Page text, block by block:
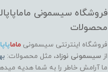
فروشگاه سیسمونی
محصولات
فروشگاه اینترنتی سیسمونی ماماپاپا
از سیسمونی نوزاد، مثل محصولات:
ما آرامش خاطر را به شما هدیه